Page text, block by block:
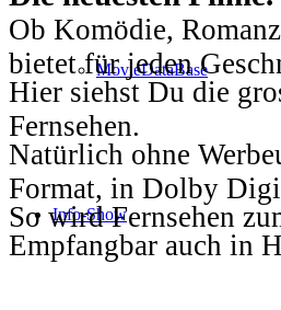
MovieDataBase
Info-Show
Ob Komödie,
bietet für jeden
Hier siehst Du die
Fernsehen.
Natürlich ohne
Format, in Dolby
So wird Fernsehen
Empfangbar auch in